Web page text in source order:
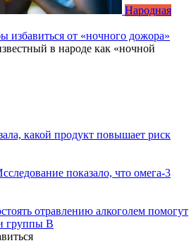
Народная
избавиться от «ночного дожора»
в народе как «ночной
какой продукт повышает риск
показало, что омега-3
отравлению алкоголем помогут
группы B